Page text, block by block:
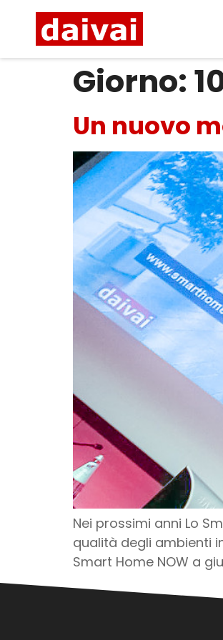
Giorno:
Un nuovo
Nei prossimi anni Lo
qualità degli ambienti
Smart Home NOW a